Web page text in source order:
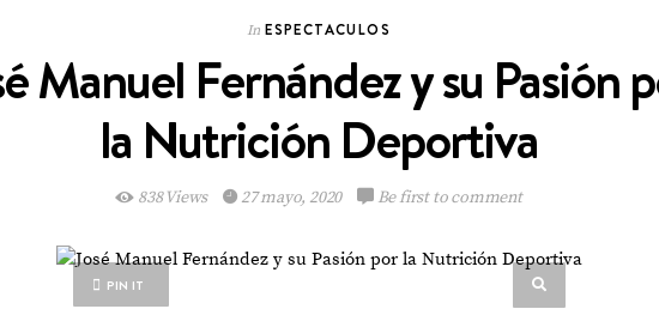
In ESPECTACULOS
Manuel Fernández y su Pasión
la Nutrición Deportiva
838 Views 27 mayo, 2020 Be first to comment
PIN IT
ESPECTACULOS
José presentó
candidatas 2026